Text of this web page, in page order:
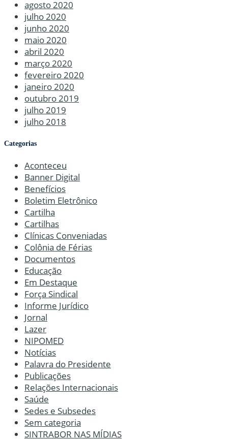
agosto 2020
julho 2020
junho 2020
maio 2020
abril 2020
março 2020
fevereiro 2020
janeiro 2020
outubro 2019
julho 2019
julho 2018
Categorias
Aconteceu
Banner Digital
Benefícios
Boletim Eletrônico
Cartilha
Cartilhas
Clínicas Conveniadas
Colônia de Férias
Documentos
Educação
Em Destaque
Força Sindical
Informe Jurídico
Jornal
Lazer
NIPOMED
Notícias
Palavra do Presidente
Publicações
Relações Internacionais
Saúde
Sedes e Subsedes
Sem categoria
SINTRABOR NAS MÍDIAS